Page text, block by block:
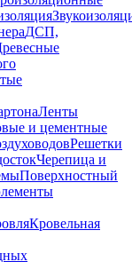
ДСП,
Ленты
и цементные
Решетки
Черепица и
Поверхностный
Кровельная